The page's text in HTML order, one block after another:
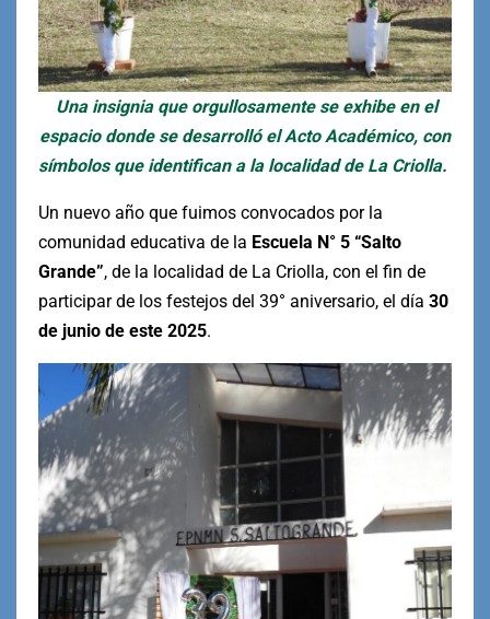
Una insignia que orgullosamente se exhibe en el
espacio donde se desarrolló el Acto Académico, con
símbolos que identifican a la localidad de La Criolla.
Un nuevo año que fuimos convocados por la
comunidad educativa de la Escuela N° 5 “Salto
Grande”, de la localidad de La Criolla, con el fin de
participar de los festejos del 39° aniversario, el día 30
de junio de este 2025.